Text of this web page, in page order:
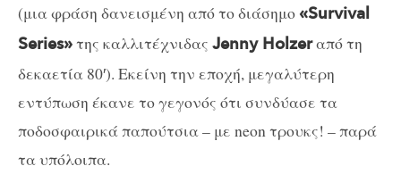
(μια φράση δανεισμένη από το διάσημο «Survival
Series»της καλλιτέχνιδας Jenny Holzerαπό τη
δεκαετία 80′). Εκείνη την εποχή, μεγαλύτερη
εντύπωση έκανε το γεγονός ότι συνδύασε τα
ποδοσφαιρικά παπούτσια – με neon τρουκς! – παρά
τα υπόλοιπα.